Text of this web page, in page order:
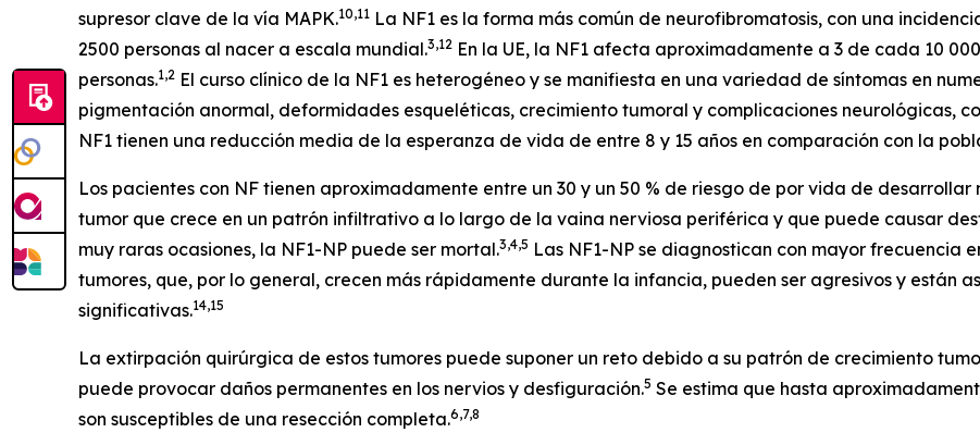
supresor clave de la vía MAPK.10,11 La NF1 es la forma más común de neurofibromatosis, con una
2500 personas al nacer a escala mundial.3,12 En la UE, la NF1 afecta aproximadamente a 3 de cada 10
personas.1,2 El curso clínico de la NF1 es heterogéneo y se manifiesta en una variedad de síntomas en
pigmentación anormal, deformidades esqueléticas, crecimiento tumoral y complicaciones neurológicas,
NF1 tienen una reducción media de la esperanza de vida de entre 8 y 15 años en comparación con la
Los pacientes con NF tienen aproximadamente entre un 30 y un 50 % de riesgo de por vida de desarrollar
tumor que crece en un patrón infiltrativo a lo largo de la vaina nerviosa periférica y que puede causar
muy raras ocasiones, la NF1-NP puede ser mortal.3,4,5 Las NF1-NP se diagnostican con mayor frecuencia
tumores, que, por lo general, crecen más rápidamente durante la infancia, pueden ser agresivos y están
significativas.14,15
La extirpación quirúrgica de estos tumores puede suponer un reto debido a su patrón de crecimiento
puede provocar daños permanentes en los nervios y desfiguración.5 Se estima que hasta
son susceptibles de una resección completa.6,7,8